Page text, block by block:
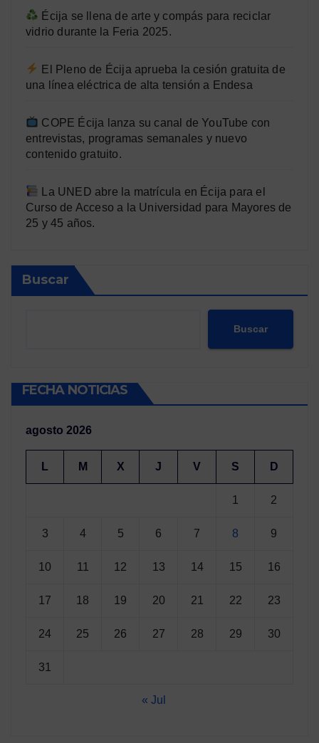
Écija se llena de arte y compás para reciclar
vidrio durante la Feria 2025.
El Pleno de Écija aprueba la cesión gratuita de
una línea eléctrica de alta tensión a Endesa
COPE Écija lanza su canal de YouTube con
entrevistas, programas semanales y nuevo
contenido gratuito.
La UNED abre la matrícula en Écija para el
Curso de Acceso a la Universidad para Mayores de
25 y 45 años.
Buscar
Buscar
FECHA NOTICIAS
agosto 2026
L M X J V S D
1 2
3 4 5 6 7 8 9
10 11 12 13 14 15 16
17 18 19 20 21 22 23
24 25 26 27 28 29 30
31
« Jul